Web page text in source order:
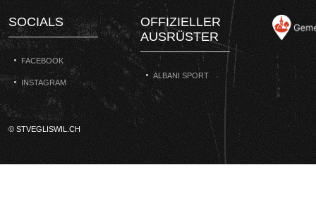
SOCIALS
FACEBOOK
INSTAGRAM
OFFIZIELLER
AUSRÜSTER
ALBANI SPORT
© STVEGLISWIL.CH